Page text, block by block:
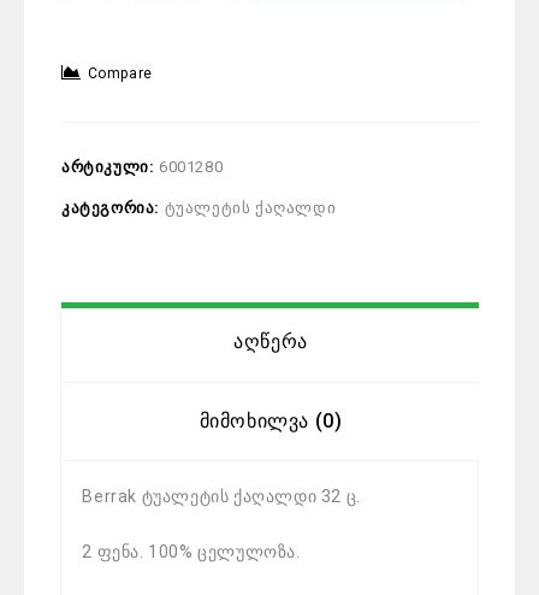
Compare
არტიკული: 6001280
კატეგორია: ტუალეტის ქაღალდი
Აღწერა
Მიმოხილვა (0)
Berrak ტუალეტის ქაღალდი 32 ც.
2 ფენა. 100% ცელულოზა.